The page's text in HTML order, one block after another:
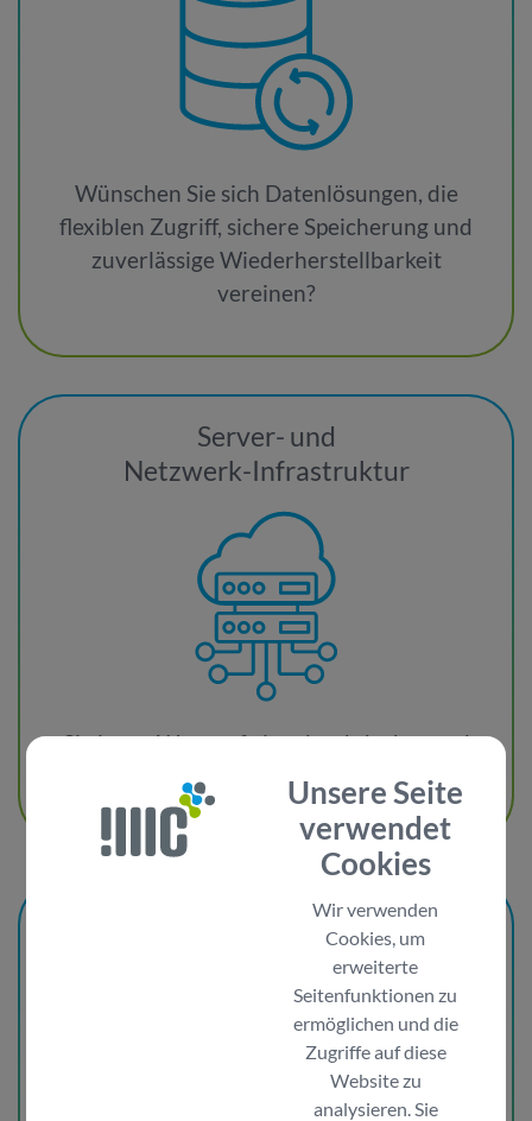
Wünschen Sie sich Datenlösungen, die
flexiblen Zugriff, sichere Speicherung und
zuverlässige Wiederherstellbarkeit
vereinen?
Server- und
Netzwerk-Infrastruktur
Sie legen Wert auf eine durchdachte und
langlebige IT-Infrastrutkur?
IMC-Services:
proaktive Systempflege
Unsere Seite
verwendet
Cookies
Wir verwenden
Cookies, um
erweiterte
Seitenfunktionen zu
ermöglichen und die
Zugriffe auf diese
Website zu
analysieren. Sie